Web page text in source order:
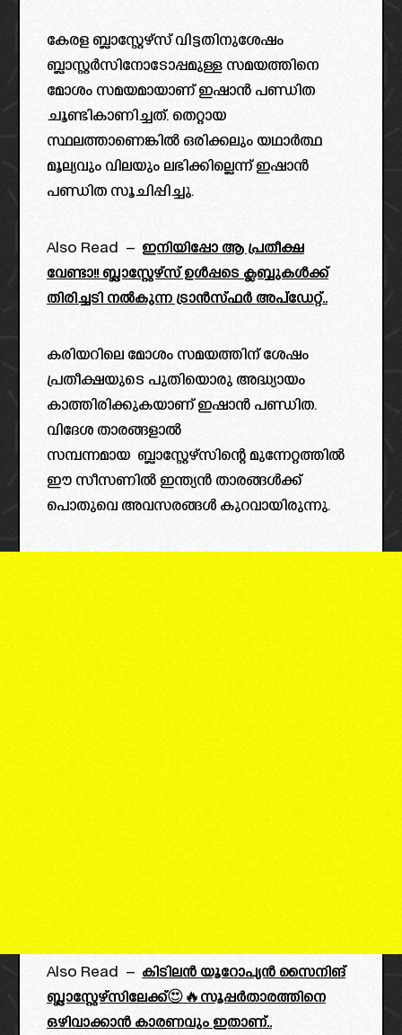
കേരള ബ്ലാസ്റ്റേഴ്സ് വിട്ടതിനുശേഷം
ബ്ലാസ്റ്റർസിനോടോപ്പമുള്ള സമയത്തിനെ
മോശം സമയമായാണ് ഇഷാൻ പണ്ഡിത
ചൂണ്ടികാണിച്ചത്. തെറ്റായ
സ്ഥലത്താണെങ്കിൽ ഒരിക്കലും യഥാർത്ഥ
മൂല്യവും വിലയും ലഭിക്കില്ലെന്ന് ഇഷാൻ
പണ്ഡിത സൂചിപ്പിച്ചു.
Also Read – ഇനിയിപ്പോ ആ പ്രതീക്ഷ
വേണ്ടാ!! ബ്ലാസ്റ്റേഴ്‌സ് ഉൾപ്പടെ ക്ലബ്ബുകൾക്ക്
തിരിച്ചടി നൽകുന്ന ട്രാൻസ്ഫർ അപ്ഡേറ്റ്..
കരിയറിലെ മോശം സമയത്തിന് ശേഷം
പ്രതീക്ഷയുടെ പുതിയൊരു അദ്ധ്യായം
കാത്തിരിക്കുകയാണ് ഇഷാൻ പണ്ഡിത.
വിദേശ താരങ്ങളാൽ
സമ്പന്നമായ ബ്ലാസ്റ്റേഴ്സിന്റെ മുന്നേറ്റത്തിൽ
ഈ സീസണിൽ ഇന്ത്യൻ താരങ്ങൾക്ക്
പൊതുവെ അവസരങ്ങൾ കുറവായിരുന്നു.
Also Read – കിടിലൻ യൂറോപ്യൻ സൈനിങ്
ബ്ലാസ്റ്റേഴ്‌സിലേക്ക്😍🔥സൂപ്പർതാരത്തിനെ
ഒഴിവാക്കാൻ കാരണവും ഇതാണ്..